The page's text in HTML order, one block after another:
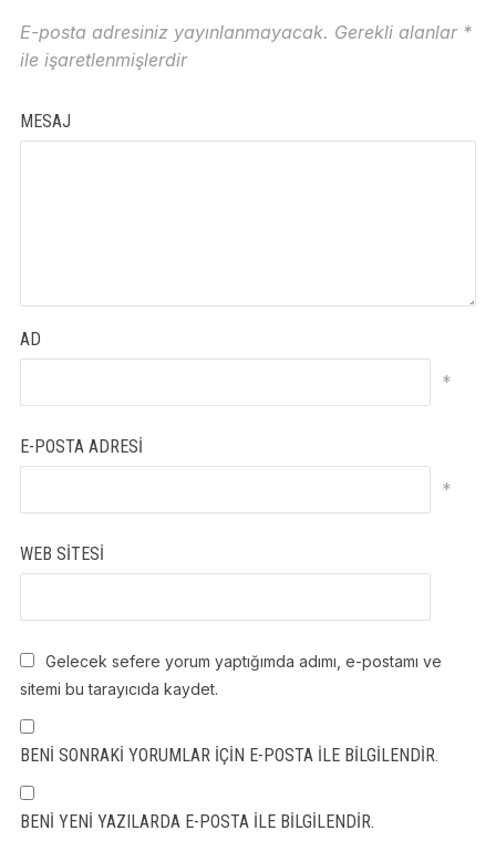
E-posta adresiniz yayınlanmayacak. Gerekli alanlar *
ile işaretlenmişlerdir
MESAJ
AD
*
E-POSTA ADRESI
*
WEB SITESI
Gelecek sefere yorum yaptığımda adımı, e-postamı ve
sitemi bu tarayıcıda kaydet.
BENI SONRAKI YORUMLAR IÇIN E-POSTA ILE BILGILENDIR.
BENI YENI YAZILARDA E-POSTA ILE BILGILENDIR.